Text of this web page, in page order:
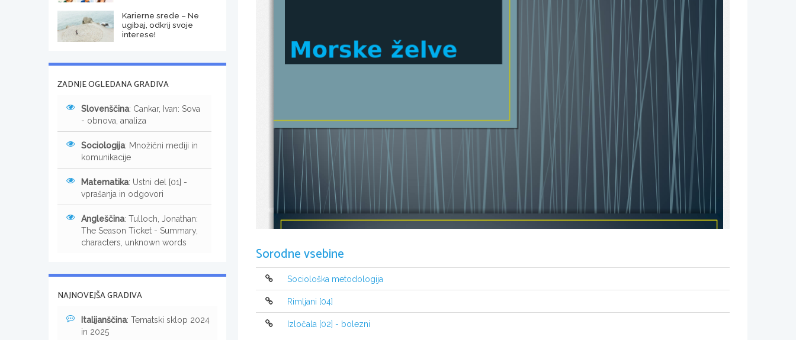
Morske želve
Uvrstitev
• Kraljestvo:živali
• Deblo:chordata (strunarji)
Sorodne vsebine
Sociološka metodologija
Rimljani [04]
Izločala [02] - bolezni
Karierne srede – Ne
ugibaj, odkrij svoje
interese!
ZADNJE OGLEDANA GRADIVA
Slovenščina: Cankar, Ivan: Sova
- obnova, analiza
Sociologija: Množični mediji in
komunikacije
Matematika: Ustni del [01] -
vprašanja in odgovori
Angleščina: Tulloch, Jonathan:
The Season Ticket - Summary,
characters, unknown words
NAJNOVEJŠA GRADIVA
Italijanščina: Tematski sklop 2024
in 2025